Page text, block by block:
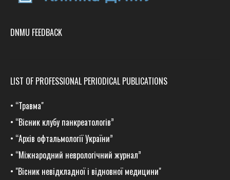
DNMU FEEDBACK
LIST OF PROFESSIONAL PERIODICAL PUBLICATIONS
• “Травма"
• “Вісник клубу панкреатологів”
• “Архів офтальмології України”
• “Міжнародний неврологічний журнал”
• "Вісник невідкладної і відновної медицини"